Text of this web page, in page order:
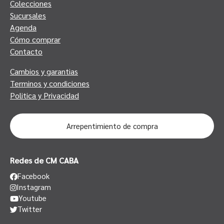
Colecciones
Sucursales
Agenda
Cómo comprar
Contacto
Cambios y garantias
Terminos y condiciones
Politica y Privacidad
Arrepentimiento de compra
Redes de CM CABA
Facebook
Instagram
Youtube
Twitter